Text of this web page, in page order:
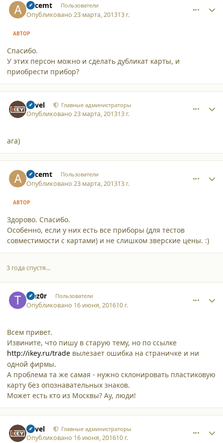
Accemt Пользователи
Опубликовано23 марта, 201313 г.
АВТОР
Спасибо.
У этих персон можно и сделать дубликат карты, и
приобрести прибор?
Pavel Главные администраторы
Опубликовано23 марта, 201313 г.
ага)
Accemt Пользователи
Опубликовано23 марта, 201313 г.
АВТОР
Здорово. Спасибо.
Особенно, если у них есть все приборы (для тестов
совместимости с картами) и не слишком зверские цены. :)
3 года спустя...
trez0r Пользователи
Опубликовано 16 июня, 201610 г.
Всем привет.
Извините, что пишу в старую тему, но по ссылке
http://ikey.ru/trade вылезает ошибка на страничке и ни
одной фирмы.
А проблема та же самая - нужно склонировать пластиковую
карту без опознавательных знаков.
Может есть кто из Москвы? Ау, люди!
Pavel Главные администраторы
Опубликовано 16 июня, 201610 г.